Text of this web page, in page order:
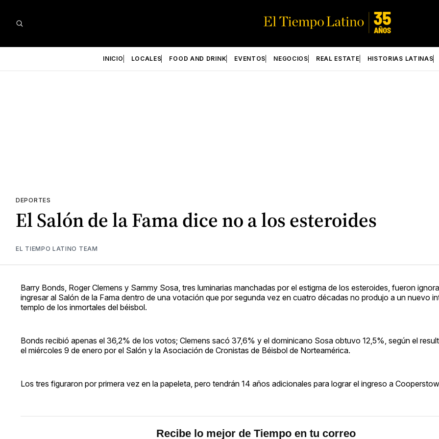
INICIO LOCALES FOOD AND DRINK EVENTOS NEGOCIOS REAL ESTATE HISTORIAS LATINAS
DEPORTES
El Salón de la Fama dice no a los esteroides
EL TIEMPO LATINO TEAM
Barry Bonds, Roger Clemens y Sammy Sosa, tres luminarias manchadas por el estigma de los esteroides, fueron
ingresar al Salón de la Fama dentro de una votación que por segunda vez en cuatro décadas no produjo a un nuevo
templo de los inmortales del béisbol.
Bonds recibió apenas el 36,2% de los votos; Clemens sacó 37,6% y el dominicano Sosa obtuvo 12,5%, según el
el miércoles 9 de enero por el Salón y la Asociación de Cronistas de Béisbol de Norteamérica.
Los tres figuraron por primera vez en la papeleta, pero tendrán 14 años adicionales para lograr el ingreso a
Recibe lo mejor de Tiempo en tu correo